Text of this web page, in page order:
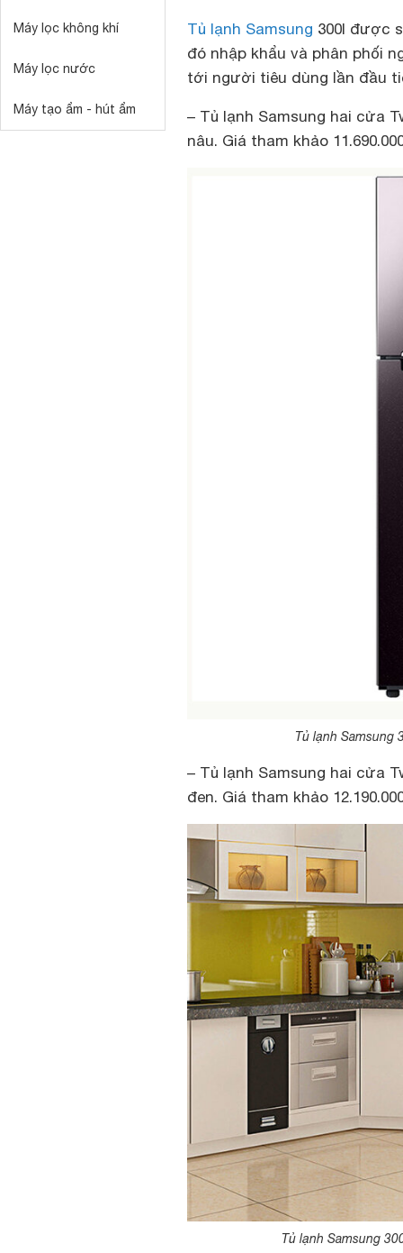
Máy lọc không khí
Máy lọc nước
Máy tạo ẩm - hút ẩm
Tủ lạnh Samsung 300l được
đó nhập khẩu và phân phối
tới người tiêu dùng lần đầu
– Tủ lạnh Samsung hai cửa
nâu. Giá tham khảo
Tủ lạnh Samsung
– Tủ lạnh Samsung hai cửa
đen. Giá tham khảo
Tủ lạnh Samsung